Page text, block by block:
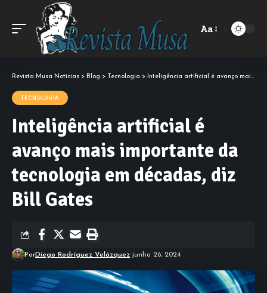
Font
Aa
Revista Musa Notícias > Blog > Tecnologia > Inteligência artificial é avanço mais importante da tecnologia em décadas, diz Bill Gates
TECNOLOGIA
Inteligência artificial é
avanço mais importante da
tecnologia em décadas, diz
Bill Gates
PorDiego Rodríguez Velázquez junho 26, 2024